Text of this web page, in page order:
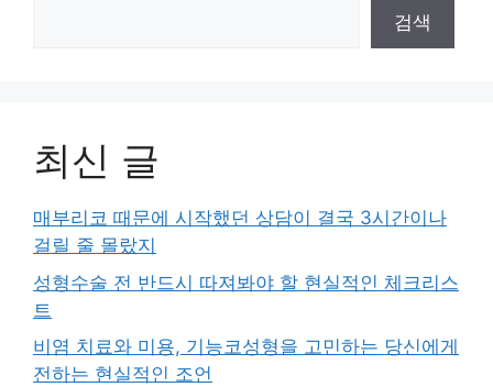
검색
최신 글
매부리코 때문에 시작했던 상담이 결국 3시간이나
걸릴 줄 몰랐지
성형수술 전 반드시 따져봐야 할 현실적인 체크리스
트
비염 치료와 미용, 기능코성형을 고민하는 당신에게
전하는 현실적인 조언